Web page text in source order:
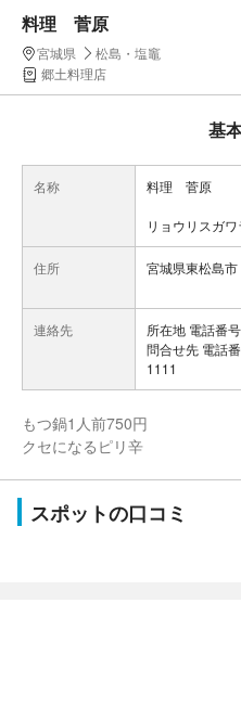
料理 菅原
宮城県
松島・塩竈
郷土料理店
基
名称 料理 菅原
リョウリスガワ
住所 宮城県東松島市
連絡先
所在地 電話番
問合せ先 電話
1111
もつ鍋1人前750円
クセになるピリ辛
スポットの口コミ